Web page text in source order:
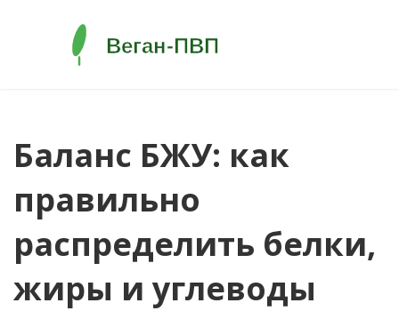
Баланс БЖУ: как
правильно
распределить белки,
жиры и углеводы